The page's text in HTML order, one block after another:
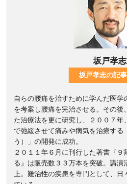
坂戸孝志
坂戸孝志の記
自らの腰痛を治すために学んだ医学
を考案し腰痛を完治させる。その後
た治療法を更に研究し、２００７年
で弛緩させて痛みや病気を治療する
う）」の開発に成功。
２０１１年６月に刊行した著書『９
る』は販売数３３万本を突破。講演
上。難治性の疾患を専門として、日